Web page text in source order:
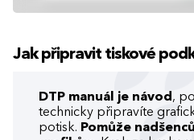
Jak připravit tiskové
DTP manuál je návod ,
technicky připravíte
potisk. Pomůže